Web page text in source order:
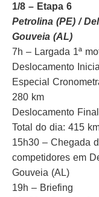
1/8 – Etapa 6
Petrolina (PE) /
Gouveia (AL)
7h – Largada 1ª
Deslocamento
Especial
280 km
Deslocamento
Total do dia: 415
15h30 – Chegada
competidores em
Gouveia (AL)
19h – Briefing